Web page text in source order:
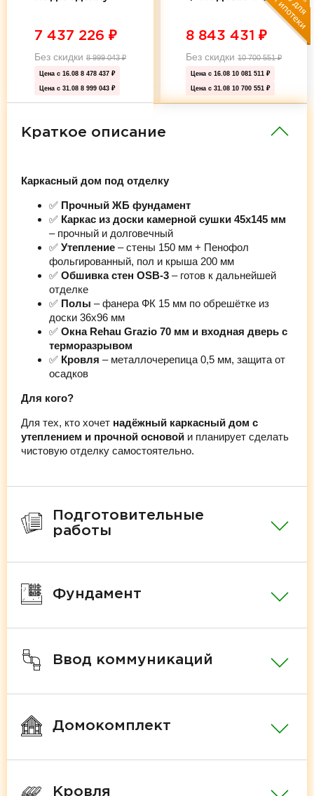
7 437 226 ₽
Без скидки 8 999 043₽
Цена с 16.08 8 478 437 ₽
Цена с 31.08 8 999 043 ₽
8 843 431 ₽
Без скидки 10 700 551₽
Цена с 16.08 10 081 511 ₽
Цена с 31.08 10 700 551 ₽
Краткое описание
Каркасный дом под отделку
✅ Прочный ЖБ фундамент
✅ Каркас из доски камерной сушки 45х145 мм
– прочный и долговечный
✅ Утепление – стены 150 мм + Пенофол
фольгированный, пол и крыша 200 мм
✅ Обшивка стен OSB-3 – готов к дальнейшей
отделке
✅ Полы – фанера ФК 15 мм по обрешётке из
доски 36х96 мм
✅ Окна Rehau Grazio 70 мм и входная дверь с
терморазрывом
✅ Кровля – металлочерепица 0,5 мм, защита от
осадков
Для кого?
Для тех, кто хочет надёжный каркасный дом с
утеплением и прочной основой и планирует сделать
чистовую отделку самостоятельно.
Подготовительные
работы
Фундамент
Ввод коммуникаций
Домокомплект
Кровля